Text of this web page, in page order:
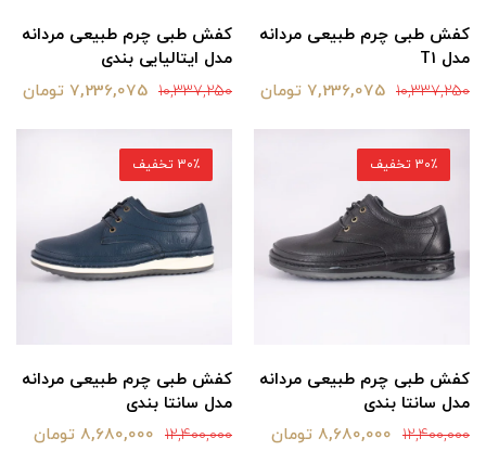
کفش طبی چرم طبیعی مردانه
مدل T1
10,337,250 7,236,075 تومان
کفش طبی چرم طبیعی مردانه
مدل ایتالیایی بندی
10,337,250 7,236,075 تومان
کفش طبی چرم طبیعی مردانه
مدل سانتا بندی
12,400,000 8,680,000 تومان
30٪ تخفیف
کفش طبی چرم طبیعی مردانه
مدل سانتا بندی
12,400,000 8,680,000 تومان
30٪ تخفیف